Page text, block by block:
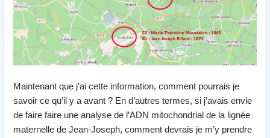
Maintenant que j’ai cette information, comment pourrais je
savoir ce qu’il y a avant ? En d’autres termes, si j’avais envie
de faire faire une analyse de l’ADN mitochondrial de la lignée
maternelle de Jean-Joseph, comment devrais je m’y prendre